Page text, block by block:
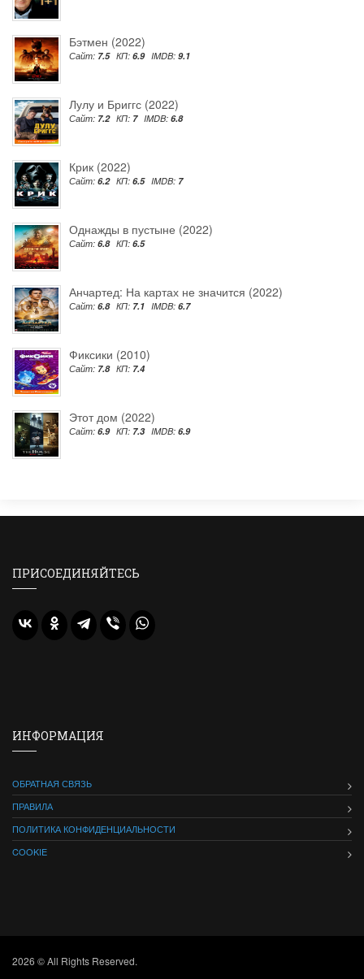
Бэтмен (2022)
Сайт: 7.5 КП: 6.9 IMDB: 9.1
Лулу и Бриггс (2022)
Сайт: 7.2 КП: 7 IMDB: 6.8
Крик (2022)
Сайт: 6.2 КП: 6.5 IMDB: 7
Однажды в пустыне (2022)
Сайт: 6.8 КП: 6.5
Анчартед: На картах не значится (2022)
Сайт: 6.8 КП: 7.1 IMDB: 6.7
Фиксики (2010)
Сайт: 7.8 КП: 7.4
Этот дом (2022)
Сайт: 6.9 КП: 7.3 IMDB: 6.9
ПРИСОЕДИНЯЙТЕСЬ
ИНФОРМАЦИЯ
ОБРАТНАЯ СВЯЗЬ
ПРАВИЛА
ПОЛИТИКА КОНФИДЕНЦИАЛЬНОСТИ
COOKIE
2026 © All Rights Reserved.